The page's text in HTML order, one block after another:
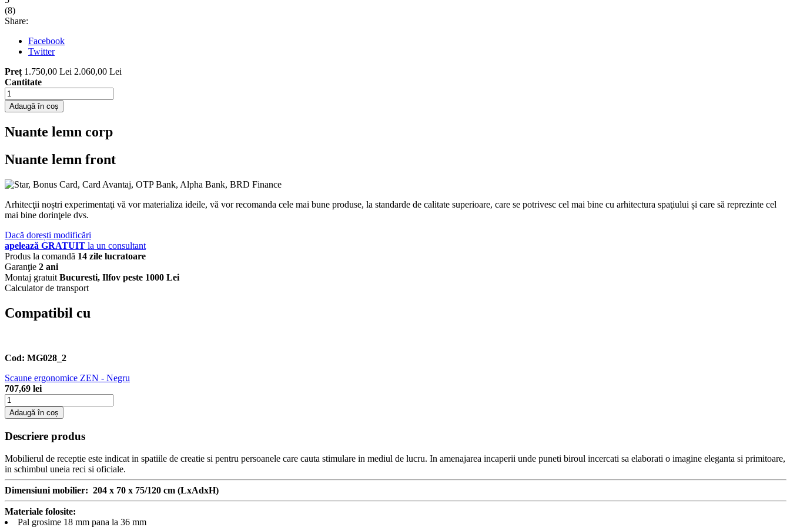
(8)
Share:
Facebook
Twitter
Preț 1.750,00 Lei 2.060,00 Lei
Cantitate
Adaugă în coș
Nuante lemn corp
Nuante lemn front
Arhitecţii noștri experimentaţi vă vor materializa ideile, vă vor recomanda cele mai bune produse, la standarde de calitate superioare, care se potrivesc cel mai bine cu arhitectura spaţiului și care să reprezinte cel
mai bine dorinţele dvs.
Dacă dorești modificări
apelează GRATUIT la un consultant
Produs la comandă 14 zile lucratoare
Garanţie 2 ani
Montaj gratuit Bucuresti, Ilfov peste 1000 Lei
Calculator de transport
Compatibil cu
Cod: MG028_2
Scaune ergonomice ZEN - Negru
707,69 lei
Adaugă în coș
Descriere produs
Mobilierul de receptie este indicat in spatiile de creatie si pentru persoanele care cauta stimulare in mediul de lucru. In amenajarea incaperii unde puneti biroul incercati sa elaborati o imagine eleganta si primitoare,
in schimbul uneia reci si oficiale.
Dimensiuni mobilier: 204 x 70 x 75/120 cm (LxAdxH)
Materiale folosite:
Pal grosime 18 mm pana la 36 mm